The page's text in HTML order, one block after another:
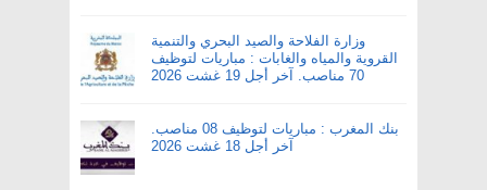
وزارة الفلاحة والصيد البحري والتنمية
القروية والمياه والغابات : مباريات لتوظيف
70 مناصب. آخر أجل 19 غشت 2026
بنك المغرب : مباريات لتوظيف 08 مناصب.
آخر أجل 18 غشت 2026